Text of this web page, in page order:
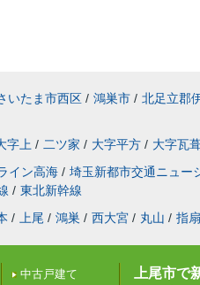
いたま市西区 / 鴻巣市 / 北足立郡
字上 / 二ツ家 / 大字平方 / 大字瓦
イン高海 / 埼玉新都市交通ニュー
/ 東北新幹線
/ 上尾 / 鴻巣 / 西大宮 / 丸山 / 指扇
中古戸建て
上尾市